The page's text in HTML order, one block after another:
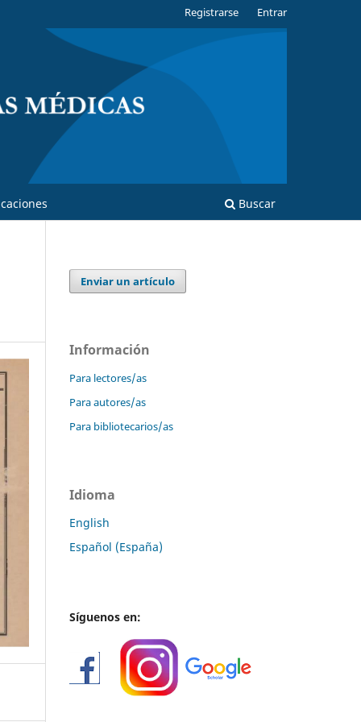
Buscar
Registrarse Entrar
Enviar un artículo
Información
Para lectores/as
Para autores/as
Para bibliotecarios/as
Idioma
English
Español (España)
Síguenos en: